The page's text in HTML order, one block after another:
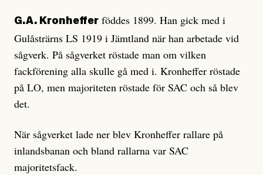
G.A. Kronheffer föddes 1899. Han gick med i
Gulåsträrns LS 1919 i Jämtland när han arbetade vid
sågverk. På sågverket röstade man om vilken
fackförening alla skulle gå med i. Kronheffer röstade
på LO, men majoriteten röstade för SAC och så blev
det.
När sågverket lade ner blev Kronheffer rallare på
inlandsbanan och bland rallarna var SAC
majoritetsfack.